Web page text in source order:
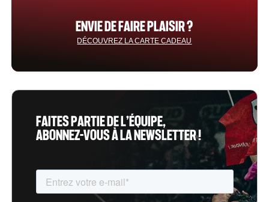
ENVIE DE FAIRE PLAISIR ?
DÉCOUVREZ LA CARTE CADEAU
FAITES PARTIE DE L’ÉQUIPE,
ABONNEZ-VOUS À LA NEWSLETTER !